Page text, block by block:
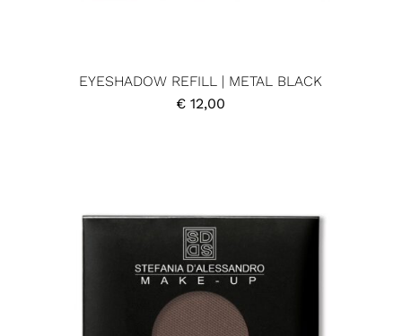
EYESHADOW REFILL | METAL BLACK
€ 12,00